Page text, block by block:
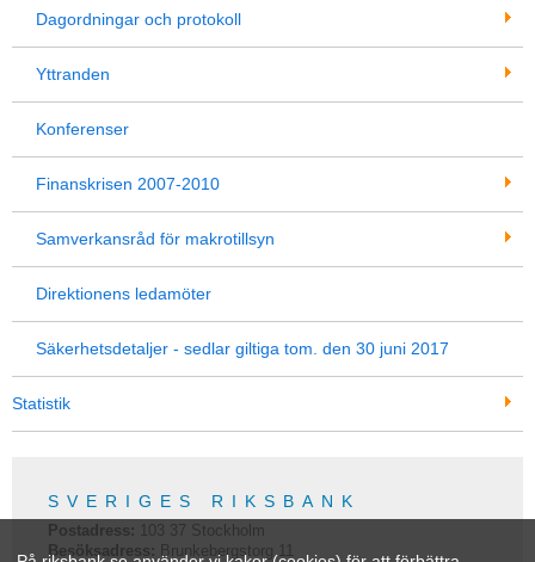
Dagordningar och protokoll
Yttranden
Konferenser
Finanskrisen 2007-2010
Samverkansråd för makrotillsyn
Direktionens ledamöter
Säkerhetsdetaljer - sedlar giltiga tom. den 30 juni 2017
Statistik
SVERIGES RIKSBANK
Postadress: 103 37 Stockholm
Besöksadress: Brunkebergstorg 11